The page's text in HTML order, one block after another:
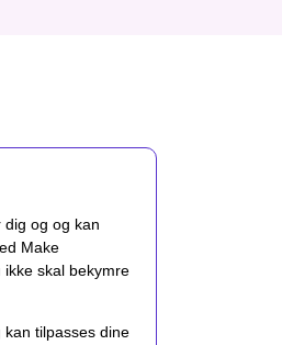
og og kan
Make
skal bekymre
tilpasses dine